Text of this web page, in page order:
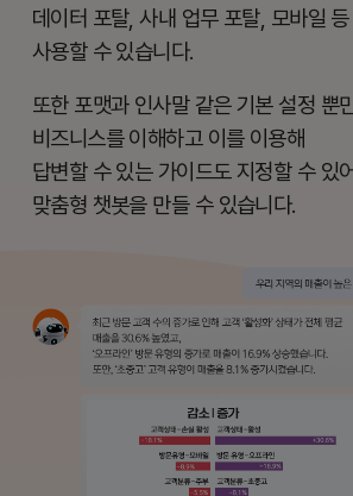
데이터 포탈, 사내 업무 포탈, 모바일
사용할 수 있습니다.
또한 포맷과 인사말 같은 기본 설정 뿐
비즈니스를 이해하고 이를 이용해
답변할 수 있는 가이드도 지정할 수 있
맞춤형 챗봇을 만들 수 있습니다.